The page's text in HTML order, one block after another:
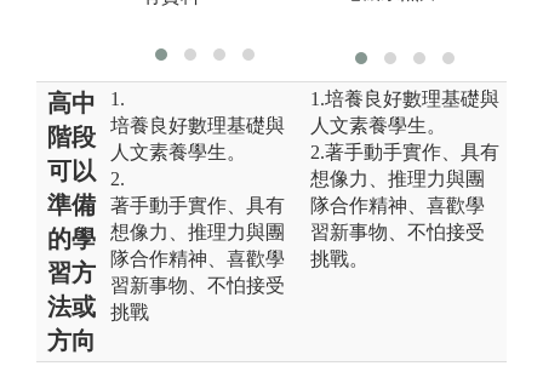
高中
階段
可以
準備
的學
習方
法或
方向
1.
培養良好數理基礎與
人文素養學生。
2.
著手動手實作、具有
想像力、推理力與團
隊合作精神、喜歡學
習新事物、不怕接受
挑戰
1.培養良好數理基礎與
人文素養學生。
2.著手動手實作、具有
想像力、推理力與團
隊合作精神、喜歡學
習新事物、不怕接受
挑戰。